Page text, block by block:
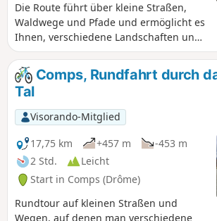
Die Route führt über kleine Straßen,
Waldwege und Pfade und ermöglicht es
Ihnen, verschiedene Landschaften und
Dörfer zu entdecken. Von Rochebaudin
aus führt die Route über den Col du
Perthuis, den Col de Ventebrun,
Dieulefit, Poët-Laval, den Steinbruch
Grand Pas und Eyzahut.
Comps, Rundfahrt durch
Tal
Visorando-Mitglied
17,75 km
+457 m
-453 m
2 Std.
Leicht
Start in Comps (Drôme)
Rundtour auf kleinen Straßen und
Wegen, auf denen man verschiedene